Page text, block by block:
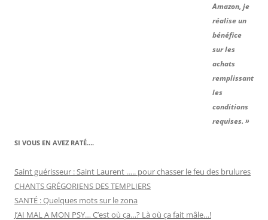
Amazon, je
réalise un
bénéfice
sur les
achats
remplissant
les
conditions
requises. »
SI VOUS EN AVEZ RATÉ….
Saint guérisseur : Saint Laurent ….. pour chasser le feu des brulures
CHANTS GRÉGORIENS DES TEMPLIERS
SANTÉ : Quelques mots sur le zona
J’AI MAL A MON PSY… C’est où ça…? Là où ça fait mâle…!